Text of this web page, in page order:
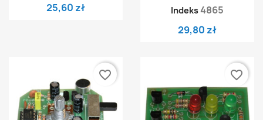
25,60 zł
Indeks 4865
29,80 zł
favorite_border favorite_border